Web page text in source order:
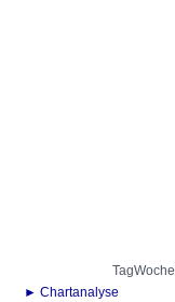
TagWoche
► Chartanalyse